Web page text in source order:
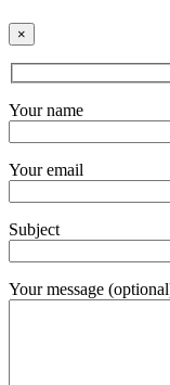
×
Your name
Your email
Subject
Your message